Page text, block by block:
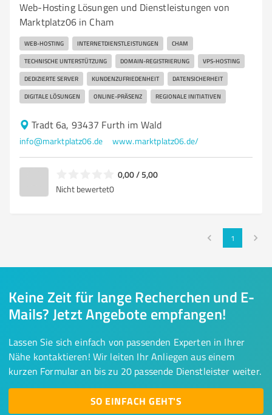
Web-Hosting Lösungen und Dienstleistungen von
Marktplatz06 in Cham
WEB-HOSTING INTERNETDIENSTLEISTUNGEN CHAM
TECHNISCHE UNTERSTÜTZUNG DOMAIN-REGISTRIERUNG VPS-HOSTING
DEDIZIERTE SERVER KUNDENZUFRIEDENHEIT DATENSICHERHEIT
DIGITALE LÖSUNGEN ONLINE-PRÄSENZ REGIONALE INITIATIVEN
Tradt 6a, 93437 Furth im Wald
info@marktplatz06.de www.marktplatz06.de/
0,00 / 5,00
Nicht bewertet0
1
Keine Zeit für lange Recherchen und E-
Mails? Jetzt Angebote empfangen!
Lassen Sie sich einfach von passenden Experten in Ihrer
Nähe kontaktieren! Wir leiten Ihr Anliegen aus einem
kurzen Formular an bis zu 20 passende Dienstleister weiter.
SO EINFACH GEHT'S